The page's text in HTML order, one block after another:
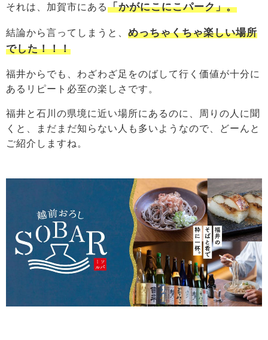
それは、加賀市にある「かがにこにこパーク」。
結論から言ってしまうと、 めっちゃくちゃ楽しい場所
でした！！！
福井からでも、わざわざ足をのばして行く価値が十分に
あるリピート必至の楽しさです。
福井と石川の県境に近い場所にあるのに、周りの人に聞
くと、まだまだ知らない人も多いようなので、どーんと
ご紹介しますね。